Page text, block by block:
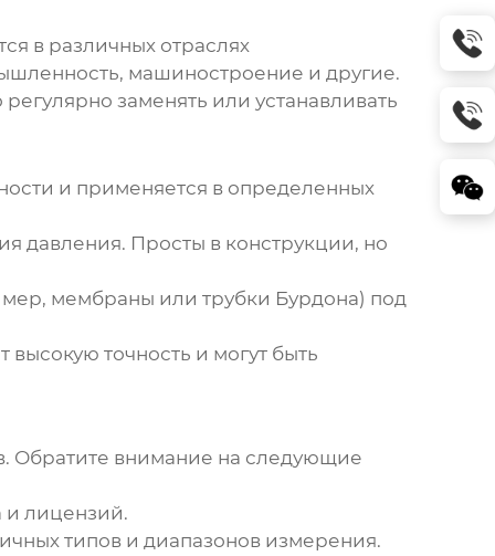
в различных отраслях
машиностроение и другие.
заменять или устанавливать
и применяется в определенных
давления. Просты в конструкции, но
мембраны или трубки Бурдона) под
точность и могут быть
. Обратите внимание на следующие
и лицензий.
типов и диапазонов измерения.